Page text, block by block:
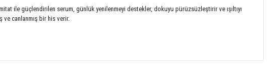
ile güçlendirilen serum, günlük yenilenmeyi destekler, dokuyu pürüzsüzleştirir ve ışıltıyı
ve canlanmış bir his verir.